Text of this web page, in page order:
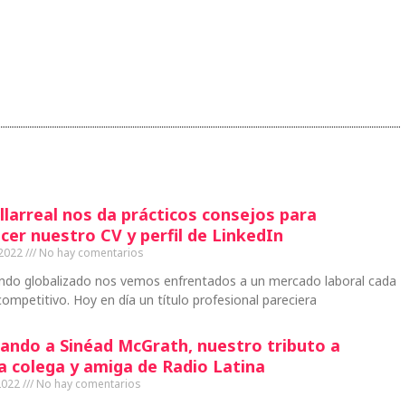
nos da prácticos consejos para
nuestro CV y perfil de LinkedIn
No hay comentarios
globalizado nos vemos enfrentados a un mercado laboral cada
Hoy en día un título profesional pareciera
a Sinéad McGrath, nuestro tributo a
colega y amiga de Radio Latina
No hay comentarios